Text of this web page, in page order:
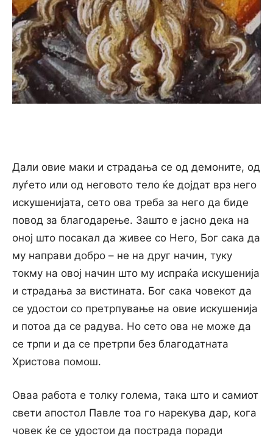
Дали овие маки и страдања се од демоните, од
луѓето или од неговото тело ќе дојдат врз него
искушенијата, сето ова треба за него да биде
повод за благодарење. Зашто е јасно дека на
оној што посакал да живее со Него, Бог сака да
му направи добро – не на друг начин, туку
токму на овој начин што му испраќа искушенија
и страдања за вистината. Бог сака човекот да
се удостои со претрпување на овие искушенија
и потоа да се радува. Но сето ова не може да
се трпи и да се претрпи без благодатната
Христова помош.
Оваа работа е толку голема, така што и самиот
свети апостол Павле тоа го нарекува дар, кога
човек ќе се удостои да пострада поради